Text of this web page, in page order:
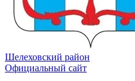
Шелеховский район
Официальный сайт